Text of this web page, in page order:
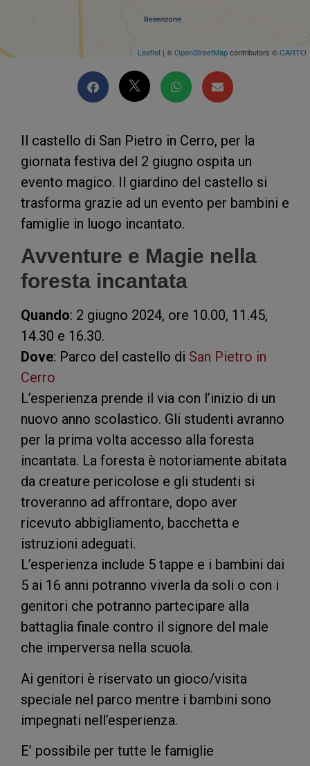
Leaflet | ©OpenStreetMapcontributors ©CARTO
Il castello di San Pietro in Cerro, per la
giornata festiva del 2 giugno ospita un
evento magico. Il giardino del castello si
trasforma grazie ad un evento per bambini e
famiglie in luogo incantato.
Avventure e Magie nella
foresta incantata
Quando: 2 giugno 2024, ore 10.00, 11.45,
14.30 e 16.30.
Dove: Parco del castello di San Pietro in
Cerro
L’esperienza prende il via con l’inizio di un
nuovo anno scolastico. Gli studenti avranno
per la prima volta accesso alla foresta
incantata. La foresta è notoriamente abitata
da creature pericolose e gli studenti si
troveranno ad affrontare, dopo aver
ricevuto abbigliamento, bacchetta e
istruzioni adeguati.
L’esperienza include 5 tappe e i bambini dai
5 ai 16 anni potranno viverla da soli o con i
genitori che potranno partecipare alla
battaglia finale contro il signore del male
che imperversa nella scuola.
Ai genitori è riservato un gioco/visita
speciale nel parco mentre i bambini sono
impegnati nell’esperienza.
E’ possibile per tutte le famiglie